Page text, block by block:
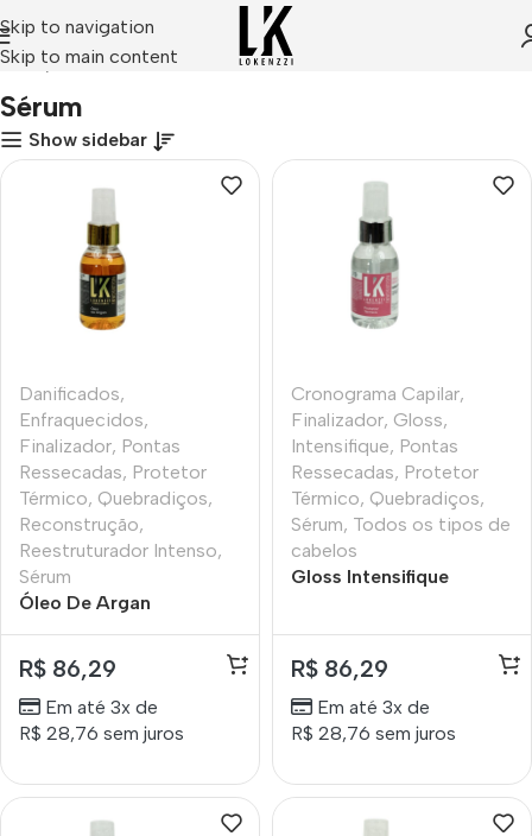
Skip to navigation
Skip to main content
Início Sérum
Sérum
Show sidebar
Danificados,
Enfraquecidos,
Finalizador, Pontas
Ressecadas, Protetor
Térmico, Quebradiços,
Reconstrução,
Reestruturador Intenso,
Sérum
Óleo De Argan
Reestruturador Intenso
Lokenzzi 55ml
R$ 86,29
Em até 3x de
R$ 28,76 sem juros
Cronograma Capilar,
Finalizador, Gloss,
Intensifique, Pontas
Ressecadas, Protetor
Térmico, Quebradiços,
Sérum, Todos os tipos de
cabelos
Gloss Intensifique
55ml
R$ 86,29
Em até 3x de
R$ 28,76 sem juros